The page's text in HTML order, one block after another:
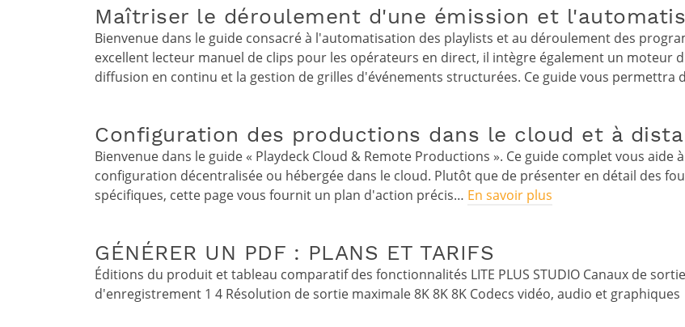
Maîtriser le déroulement d'une émission et
Bienvenue dans le guide consacré à l'automatisation des playlists et au déroulement des
excellent lecteur manuel de clips pour les opérateurs en direct, il intègre également un
diffusion en continu et la gestion de grilles d'événements structurées. Ce guide vous permettra
Configuration des productions dans le cloud et à
Bienvenue dans le guide « Playdeck Cloud & Remote Productions ». Ce guide complet vous
configuration décentralisée ou hébergée dans le cloud. Plutôt que de présenter en détail des
spécifiques, cette page vous fournit un plan d'action précis… En savoir plus
GÉNÉRER UN PDF : PLANS ET TARIFS
Éditions du produit et tableau comparatif des fonctionnalités LITE PLUS STUDIO Canaux de
d'enregistrement 1 4 Résolution de sortie maximale 8K 8K 8K Codecs vidéo, audio et